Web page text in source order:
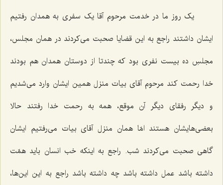
یک روز ما در خدمت مرحوم آقا یک سفری به همدان رفتیم
ایشان داشتند راجع به این قضایا صحبت می‌کردند در همان مجلس،
مجلسِ ده بیست نفری بود که چندتا از دوستان همدان هم بودند
خدا رحمت کند مرحوم آقای بیات منزل همین ایشان وارد می‌شدیم
و دیگر رفقای دیگر آن موقع، همه به رحمت خدا رفتند حالا
بعضی‌هایشان هستند امّا همان منزل آقای بیات می‌رفتیم ایشان
گاهی صحبت می‌کردند شب. راجع به اینکه خب انسان باید همّت
داشته باشد عمل داشته باشد چه داشته باشد راجع به این این‌ها،